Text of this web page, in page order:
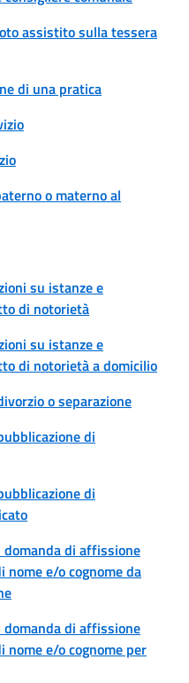
assistito sulla tessera
di una pratica
o materno al
su istanze e
di notorietà
su istanze e
di notorietà a domicilio
o separazione
di
di
domanda di affissione
nome e/o cognome da
domanda di affissione
nome e/o cognome per